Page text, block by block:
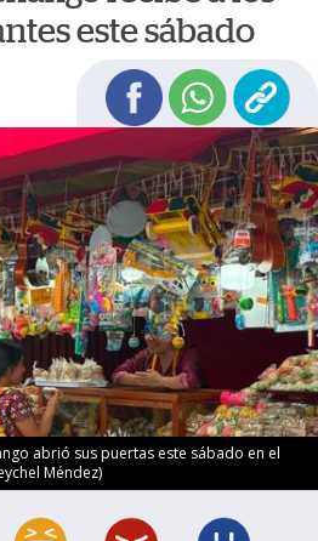
este sábado
abrió sus puertas este sábado en el
Méndez)